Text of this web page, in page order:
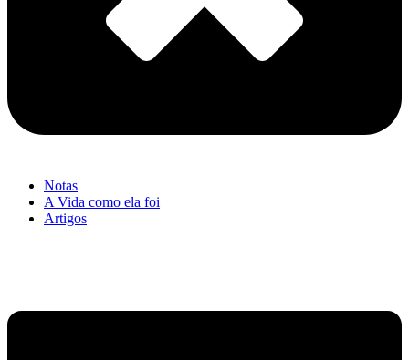
Notas
A Vida como ela foi
Artigos